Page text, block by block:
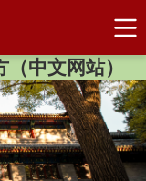
中文网站）